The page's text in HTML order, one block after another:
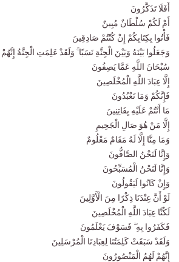
أَفَلَا تَذَكَّرُونَ
أَمْ لَكُمْ سُلْطَانٌ مُبِينٌ
فَأْتُوا بِكِتَابِكُمْ إِنْ كُنْتُمْ صَادِقِينَ
وَجَعَلُوا بَيْنَهُ وَبَيْنَ الْجِنَّةِ نَسَبًا ۚ وَلَقَدْ عَلِمَتِ الْجِنَّةُ
سُبْحَانَ اللَّهِ عَمَّا يَصِفُونَ
إِلَّا عِبَادَ اللَّهِ الْمُخْلَصِينَ
فَإِنَّكُمْ وَمَا تَعْبُدُونَ
مَا أَنْتُمْ عَلَيْهِ بِفَاتِنِينَ
إِلَّا مَنْ هُوَ صَالِ الْجَحِيمِ
وَمَا مِنَّا إِلَّا لَهُ مَقَامٌ مَعْلُومٌ
وَإِنَّا لَنَحْنُ الصَّافُّونَ
وَإِنَّا لَنَحْنُ الْمُسَبِّحُونَ
وَإِنْ كَانُوا لَيَقُولُونَ
لَوْ أَنَّ عِنْدَنَا ذِكْرًا مِنَ الْأَوَّلِينَ
لَكُنَّا عِبَادَ اللَّهِ الْمُخْلَصِينَ
فَكَفَرُوا بِهِ ۖ فَسَوْفَ يَعْلَمُونَ
وَلَقَدْ سَبَقَتْ كَلِمَتُنَا لِعِبَادِنَا الْمُرْسَلِينَ
إِنَّهُمْ لَهُمُ الْمَنْصُورُونَ